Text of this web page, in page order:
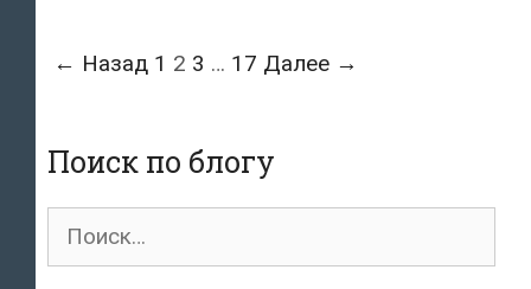
Эстонию
пачек
контрабандных
сигарет
Навигация
← Назад 1 2 3 … 17 Далее →
Поиск по блогу
Поиск